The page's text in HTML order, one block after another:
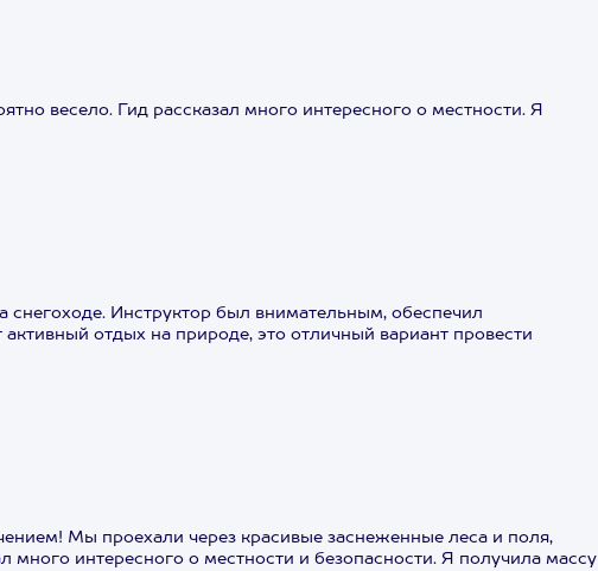
весело. Гид рассказал много интересного о местности. Я
Инструктор был внимательным, обеспечил
отдых на природе, это отличный вариант провести
Мы проехали через красивые заснеженные леса и поля,
интересного о местности и безопасности. Я получила массу